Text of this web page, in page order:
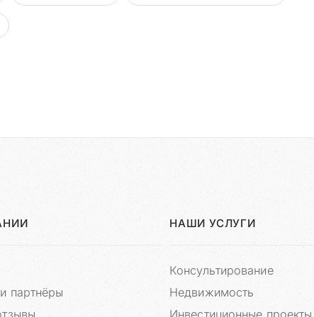
партнёры
НАШИ УСЛУГИ
Консультирование
Недвижимость
Инвестиционные проекты